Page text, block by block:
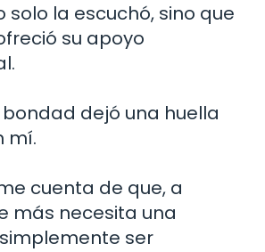
solo la escuchó, sino que
su apoyo
dejó una huella
mí.
cuenta de que, a
más necesita una
ser